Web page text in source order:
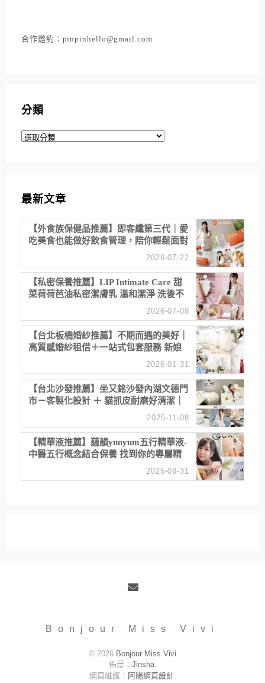
合作邀約：pinpinhello@gmail.com
分類
分
最新文章
【外食族保健品推薦】即客纖第三代｜愛
吃美食也能做好飲食管理，陪你輕鬆面對
2026-07-22
【私密保養推薦】LIP Intimate Care 甜
菜荷荷芭油私密潔膚乳 溫和潔淨 洗後不
2026-07-08
【台北板橋婚紗推薦】不期而遇的美好｜
高質感婚紗租借＋一站式包套服務 新娘
2026-01-31
【台北沙發推薦】坐又銘沙發內湖文德門
市－客製化設計 ＋ 貓抓皮耐磨好清潔｜
直營直銷、價格透明 高CP值打造夢想
居家風格
2025-11-08
【精華液推薦】蘊韻yunyum五行精華液-
中醫五行概念結合保養 找到你的專屬精
華！ 水㊀土㊀就選「潤・賦精華」維持
肌膚剛剛好的平衡
2025-08-31
Bonjour Miss Vivi
© 2026 Bonjour Miss Vivi
佈景： Jinsha.
網頁維護： 阿腸網頁設計.